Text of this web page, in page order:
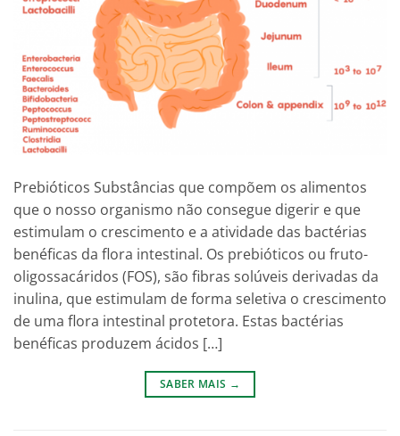
Prebióticos Substâncias que compõem os alimentos
que o nosso organismo não consegue digerir e que
estimulam o crescimento e a atividade das bactérias
benéficas da flora intestinal. Os prebióticos ou fruto-
oligossacáridos (FOS), são fibras solúveis derivadas da
inulina, que estimulam de forma seletiva o crescimento
de uma flora intestinal protetora. Estas bactérias
benéficas produzem ácidos […]
SABER MAIS →